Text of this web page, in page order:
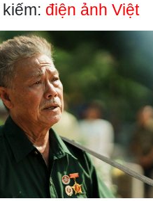
Xã hội
Tin 24h
Dự báo thời tiết
Giáo dục
Dấu ấn VOV
Việc làm
Biển đảo
điện ảnh Việt